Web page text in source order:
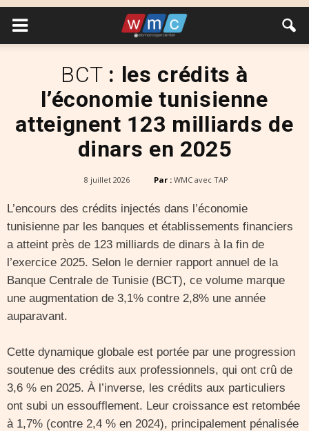
BCT : les crédits à
l’économie tunisienne
atteignent 123 milliards de
dinars en 2025
8 juillet 2026 Par : WMC avec TAP
L’encours des crédits injectés dans l’économie
tunisienne par les banques et établissements financiers
a atteint près de 123 milliards de dinars à la fin de
l’exercice 2025. Selon le dernier rapport annuel de la
Banque Centrale de Tunisie (BCT), ce volume marque
une augmentation de 3,1% contre 2,8% une année
auparavant.
Cette dynamique globale est portée par une progression
soutenue des crédits aux professionnels, qui ont crû de
3,6 % en 2025. À l’inverse, les crédits aux particuliers
ont subi un essoufflement. Leur croissance est retombée
à 1,7% (contre 2,4 % en 2024), principalement pénalisée